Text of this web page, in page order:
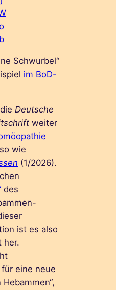
b
Schwurbel“
im BoD-
dieDeutsche
weiter
wie
(1/2026).
des
ist es also
her.
eine neue